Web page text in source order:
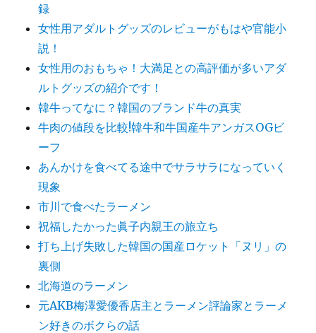
録
女性用アダルトグッズのレビューがもはや官能小
説！
女性用のおもちゃ！大満足との高評価が多いアダ
ルトグッズの紹介です！
韓牛ってなに？韓国のブランド牛の真実
牛肉の値段を比較!韓牛和牛国産牛アンガスOGビ
ーフ
あんかけを食べてる途中でサラサラになっていく
現象
市川で食べたラーメン
祝福したかった眞子内親王の旅立ち
打ち上げ失敗した韓国の国産ロケット「ヌリ」の
裏側
北海道のラーメン
元AKB梅澤愛優香店主とラーメン評論家とラーメ
ン好きのボクらの話